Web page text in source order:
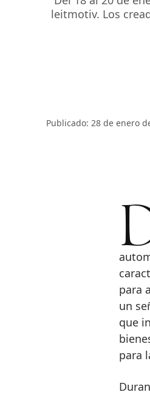
leitmotiv. Los
Publicado: 28 de enero
para
un
que
para